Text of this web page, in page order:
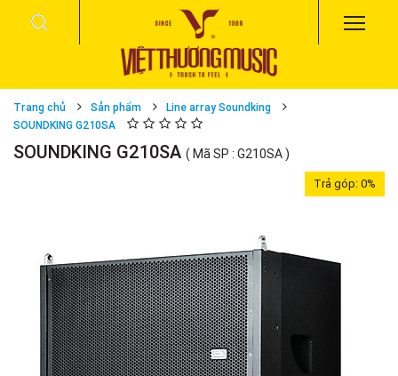
Trang chủ Sản phẩm
Line array Soundking
SOUNDKING G210SA
SOUNDKING G210SA ( Mã SP : G210SA )
Trả góp:0%